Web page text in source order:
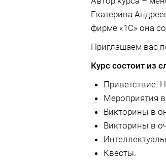
Екатерина
фирме «1С» она
Приглашаем вас
Курс состоит из
Приветствие.
Мероприятия
Викторины в
Викторины в
Квесты.